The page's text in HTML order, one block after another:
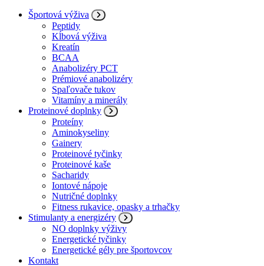
Športová výživa
Peptidy
Kĺbová výživa
Kreatín
BCAA
Anabolizéry PCT
Prémiové anabolizéry
Spaľovače tukov
Vitamíny a minerály
Proteinové doplnky
Proteíny
Aminokyseliny
Gainery
Proteinové tyčinky
Proteinové kaše
Sacharidy
Iontové nápoje
Nutričné doplnky
Fitness rukavice, opasky a trhačky
Stimulanty a energizéry
NO doplnky výživy
Energetické tyčinky
Energetické gély pre športovcov
Kontakt